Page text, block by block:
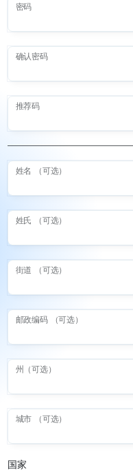
密码
确认密码
推荐码
姓名 （可选）
姓氏 （可选）
街道 （可选）
邮政编码 （可选）
州（可选）
城市 （可选）
国家